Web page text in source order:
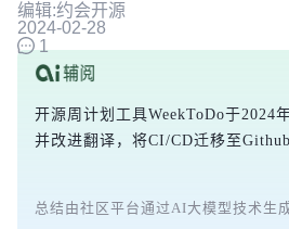
编辑:约会开源
2024-02-28
1
开源周计划工具WeekToDo于
并改进翻译，将CI/CD迁移至
总结由社区平台通过AI大模型技术生